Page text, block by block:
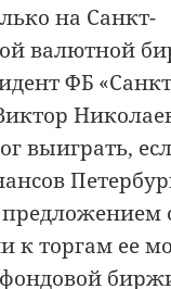
на Санкт-
валютной
ФБ
выиграть,
предложением
к торгам ее